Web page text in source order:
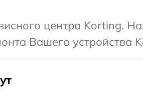
центра Korting.
Вашего устройства